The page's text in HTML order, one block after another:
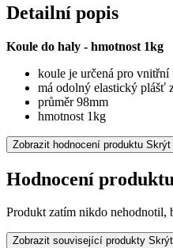
Detailní popis
Koule do haly - hmotnost 1kg
koule je určená pro vnitřní
má odolný elastický plášť
průměr 98mm
hmotnost 1kg
Zobrazit hodnocení produktu Skrýt
Hodnocení produktu
Produkt zatím nikdo nehodnotil,
Zobrazit související produkty